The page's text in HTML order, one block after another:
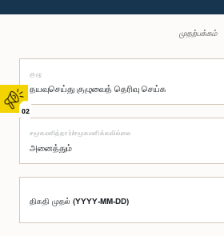
02
முதற்பக்கம்
குழு
சமூகமளித்தார்/சமூகமளிக்கவில்லை
திகதி முதல் (YYYY-MM-DD)